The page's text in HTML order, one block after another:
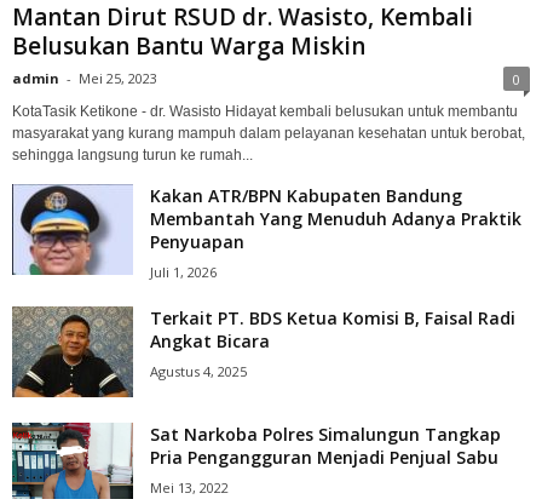
Mantan Dirut RSUD dr. Wasisto, Kembali
Belusukan Bantu Warga Miskin
admin - Mei 25, 2023 0
KotaTasik Ketikone - dr. Wasisto Hidayat kembali belusukan untuk membantu
masyarakat yang kurang mampuh dalam pelayanan kesehatan untuk berobat,
sehingga langsung turun ke rumah...
Kakan ATR/BPN Kabupaten Bandung
Membantah Yang Menuduh Adanya Praktik
Penyuapan
Juli 1, 2026
Terkait PT. BDS Ketua Komisi B, Faisal Radi
Angkat Bicara
Agustus 4, 2025
Sat Narkoba Polres Simalungun Tangkap
Pria Pengangguran Menjadi Penjual Sabu
Mei 13, 2022